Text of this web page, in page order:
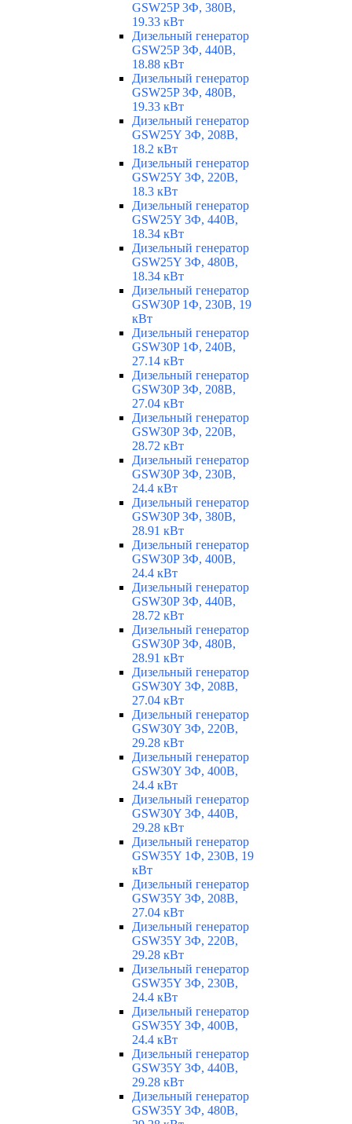
GSW25P 3Ф, 380В,
19.33 кВт
Дизельный генератор
GSW25P 3Ф, 440В,
18.88 кВт
Дизельный генератор
GSW25P 3Ф, 480В,
19.33 кВт
Дизельный генератор
GSW25Y 3Ф, 208В,
18.2 кВт
Дизельный генератор
GSW25Y 3Ф, 220В,
18.3 кВт
Дизельный генератор
GSW25Y 3Ф, 440В,
18.34 кВт
Дизельный генератор
GSW25Y 3Ф, 480В,
18.34 кВт
Дизельный генератор
GSW30P 1Ф, 230В, 19
кВт
Дизельный генератор
GSW30P 1Ф, 240В,
27.14 кВт
Дизельный генератор
GSW30P 3Ф, 208В,
27.04 кВт
Дизельный генератор
GSW30P 3Ф, 220В,
28.72 кВт
Дизельный генератор
GSW30P 3Ф, 230В,
24.4 кВт
Дизельный генератор
GSW30P 3Ф, 380В,
28.91 кВт
Дизельный генератор
GSW30P 3Ф, 400В,
24.4 кВт
Дизельный генератор
GSW30P 3Ф, 440В,
28.72 кВт
Дизельный генератор
GSW30P 3Ф, 480В,
28.91 кВт
Дизельный генератор
GSW30Y 3Ф, 208В,
27.04 кВт
Дизельный генератор
GSW30Y 3Ф, 220В,
29.28 кВт
Дизельный генератор
GSW30Y 3Ф, 400В,
24.4 кВт
Дизельный генератор
GSW30Y 3Ф, 440В,
29.28 кВт
Дизельный генератор
GSW35Y 1Ф, 230В, 19
кВт
Дизельный генератор
GSW35Y 3Ф, 208В,
27.04 кВт
Дизельный генератор
GSW35Y 3Ф, 220В,
29.28 кВт
Дизельный генератор
GSW35Y 3Ф, 230В,
24.4 кВт
Дизельный генератор
GSW35Y 3Ф, 400В,
24.4 кВт
Дизельный генератор
GSW35Y 3Ф, 440В,
29.28 кВт
Дизельный генератор
GSW35Y 3Ф, 480В,